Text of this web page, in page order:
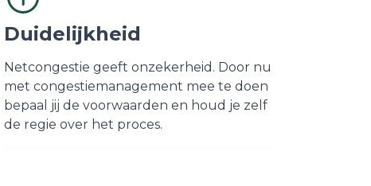
Duidelijkheid
Netcongestie geeft onzekerheid. Door nu
met congestiemanagement mee te doen
bepaal jij de voorwaarden en houd je zelf
de regie over het proces.